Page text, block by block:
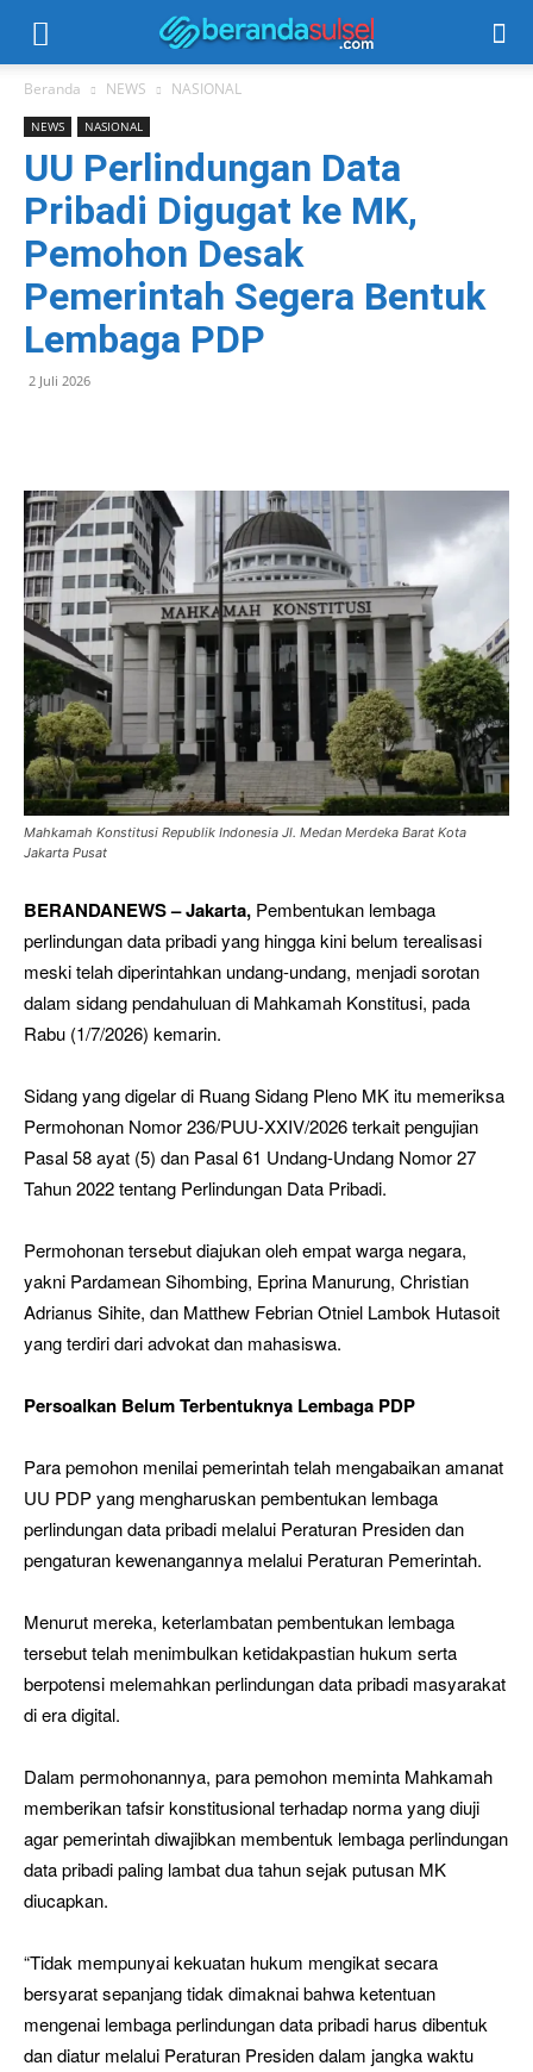
Beranda NEWS NASIONAL
NEWS NASIONAL
UU Perlindungan Data
Pribadi Digugat ke MK,
Pemohon Desak
Pemerintah Segera Bentuk
Lembaga PDP
2 Juli 2026
Mahkamah Konstitusi Republik Indonesia Jl. Medan Merdeka Barat Kota
Jakarta Pusat
BERANDANEWS – Jakarta, Pembentukan lembaga
perlindungan data pribadi yang hingga kini belum terealisasi
meski telah diperintahkan undang-undang, menjadi sorotan
dalam sidang pendahuluan di Mahkamah Konstitusi, pada
Rabu (1/7/2026) kemarin.
Sidang yang digelar di Ruang Sidang Pleno MK itu memeriksa
Permohonan Nomor 236/PUU-XXIV/2026 terkait pengujian
Pasal 58 ayat (5) dan Pasal 61 Undang-Undang Nomor 27
Tahun 2022 tentang Perlindungan Data Pribadi.
Permohonan tersebut diajukan oleh empat warga negara,
yakni Pardamean Sihombing, Eprina Manurung, Christian
Adrianus Sihite, dan Matthew Febrian Otniel Lambok Hutasoit
yang terdiri dari advokat dan mahasiswa.
Persoalkan Belum Terbentuknya Lembaga PDP
Para pemohon menilai pemerintah telah mengabaikan amanat
UU PDP yang mengharuskan pembentukan lembaga
perlindungan data pribadi melalui Peraturan Presiden dan
pengaturan kewenangannya melalui Peraturan Pemerintah.
Menurut mereka, keterlambatan pembentukan lembaga
tersebut telah menimbulkan ketidakpastian hukum serta
berpotensi melemahkan perlindungan data pribadi masyarakat
di era digital.
Dalam permohonannya, para pemohon meminta Mahkamah
memberikan tafsir konstitusional terhadap norma yang diuji
agar pemerintah diwajibkan membentuk lembaga perlindungan
data pribadi paling lambat dua tahun sejak putusan MK
diucapkan.
“Tidak mempunyai kekuatan hukum mengikat secara
bersyarat sepanjang tidak dimaknai bahwa ketentuan
mengenai lembaga perlindungan data pribadi harus dibentuk
dan diatur melalui Peraturan Presiden dalam jangka waktu